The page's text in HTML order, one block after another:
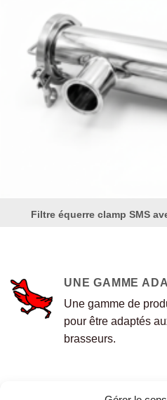
Filtre équerre clamp SMS
UNE GAMME
Une gamme de
pour être adaptés
brasseurs.